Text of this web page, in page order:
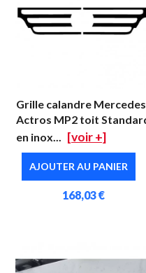
Grille calandre Mercedes
Actros MP2 toit
en inox... [voir +]
AJOUTER AU PANIER
168,03 €